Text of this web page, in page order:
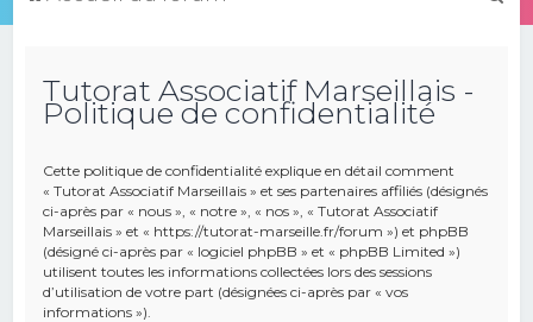
Tutorat Associatif Marseillais -
Politique de confidentialité
Cette politique de confidentialité explique en détail comment
« Tutorat Associatif Marseillais » et ses partenaires affiliés (désignés
ci-après par « nous », « notre », « nos », « Tutorat Associatif
Marseillais » et « https://tutorat-marseille.fr/forum ») et phpBB
(désigné ci-après par « logiciel phpBB » et « phpBB Limited »)
utilisent toutes les informations collectées lors des sessions
d’utilisation de votre part (désignées ci-après par « vos
informations »).